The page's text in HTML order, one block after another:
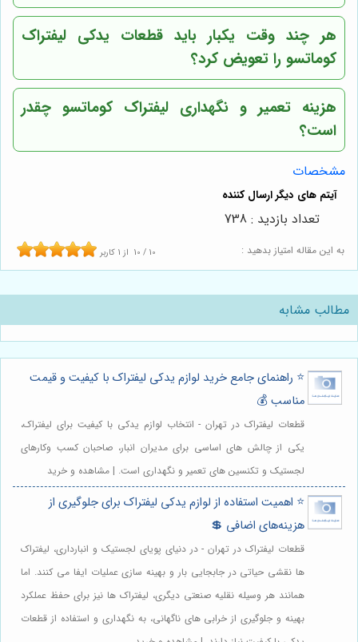
هر چند وقت یکبار باید قطعات یدکی لیفتراک
کوماتسو را تعویض کرد؟
هزینه تعمیر و نگهداری لیفتراک کوماتسو چقدر
است؟
مشخصات
به این مقاله امتیاز بدهید : 10 / 10 از 1 کاربر
تعداد بازدید : 738
مطالب مشابه
⭐️ راهنمای جامع خرید لوازم یدکی لیفتراک با کیفیت و قیمت
مناسب 💰
قطعات لیفتراک در تهران - انتخاب لوازم یدکی با کیفیت برای لیفتراک،
یکی از چالش های اساسی برای مدیران انبار، صاحبان کسب وکارهای
لجستیک و تکنسین های تعمیر و نگهداری است. | مشاهده و خرید
⭐️ اهمیت استفاده از لوازم یدکی لیفتراک برای جلوگیری از
هزینه‌های اضافی 💲
قطعات لیفتراک در تهران - در دنیای پویای لجستیک و انبارداری، لیفتراک
ها نقشی حیاتی در جابجایی بار و بهینه سازی عملیات ایفا می کنند. اما
همانند هر وسیله نقلیه صنعتی دیگری، لیفتراک ها نیز برای حفظ عملکرد
بهینه و جلوگیری از خرابی های ناگهانی، به نگهداری و استفاده از قطعات